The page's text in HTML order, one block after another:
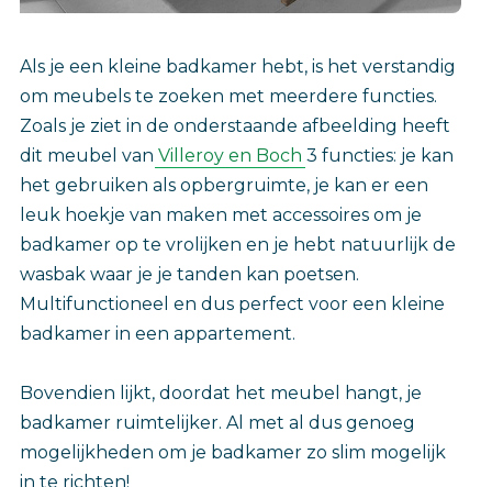
Als je een kleine badkamer hebt, is het verstandig
om meubels te zoeken met meerdere functies.
Zoals je ziet in de onderstaande afbeelding heeft
dit meubel van Villeroy en Boch 3 functies: je kan
het gebruiken als opbergruimte, je kan er een
leuk hoekje van maken met accessoires om je
badkamer op te vrolijken en je hebt natuurlijk de
wasbak waar je je tanden kan poetsen.
Multifunctioneel en dus perfect voor een kleine
badkamer in een appartement.
Bovendien lijkt, doordat het meubel hangt, je
badkamer ruimtelijker. Al met al dus genoeg
mogelijkheden om je badkamer zo slim mogelijk
in te richten!